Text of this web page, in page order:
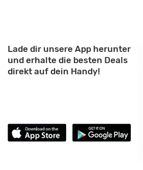
Lade dir unsere App herunter
und erhalte die besten Deals
direkt auf dein Handy!